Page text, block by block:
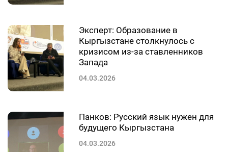
Эксперт: Образование в
Кыргызстане столкнулось с
кризисом из-за ставленников
Запада
04.03.2026
Панков: Русский язык нужен для
будущего Кыргызстана
04.03.2026